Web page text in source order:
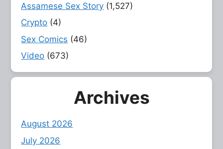
Assamese Sex Story (1,527)
Crypto (4)
Sex Comics (46)
Video (673)
Archives
August 2026
July 2026